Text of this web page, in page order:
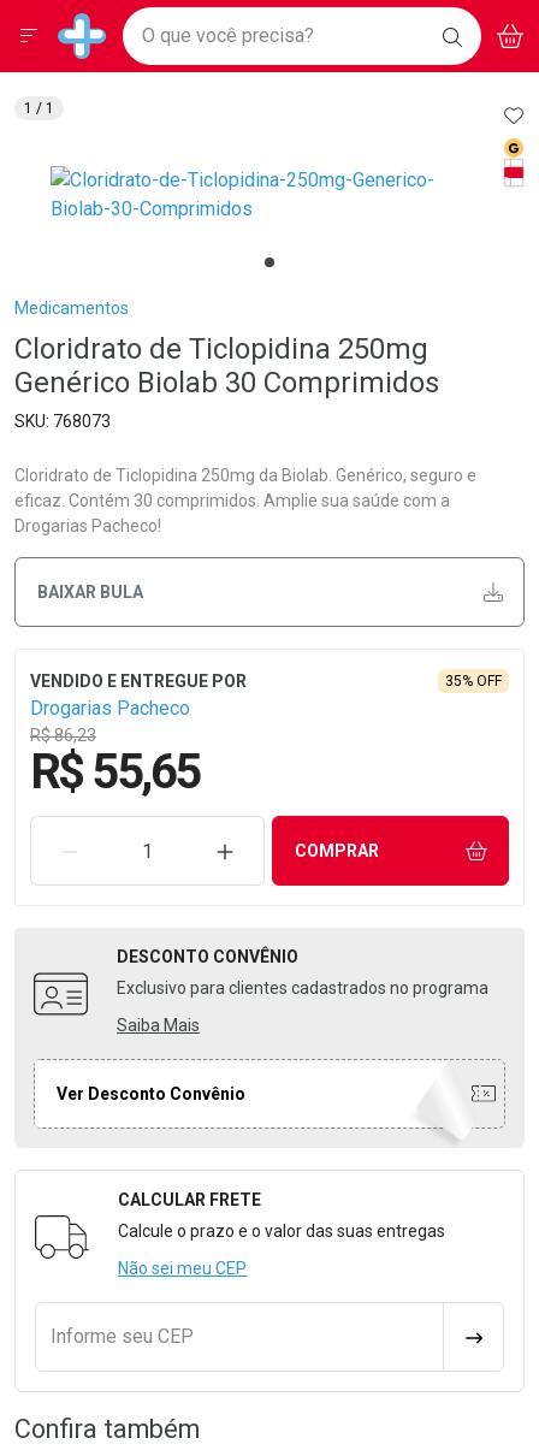
Drogarias Pacheco
Baixe nosso APP e aproveite Ofertas Exclusivas!
BAIXE
O APP
Ir direto para a home
pela página
Ir direto para o conteúdo
Ir direto para a busca
Ir direto para a conta
Ir direto para a notificações
Ir direto para o carrinho
Ir direto para o menu
Faça a sua busca
O que você precisa? BUSCAR
Menu
Breadcrumb
Medicamentos
Cloridrato de Ticlopidina 250mg
Genérico Biolab 30 Comprimidos
768073
Cloridrato de Ticlopidina 250mg da Biolab. Genérico, seguro e
eficaz. Contém 30 comprimidos. Amplie sua saúde com a
Drogarias Pacheco!
BAIXAR BULA
Drogarias Pacheco
R$ 86,23
35% OFF
R$ 55,65
REMOVER UMA UNIDADEAUMENTAR UMA UNIDADE
COMPRAR
DESCONTO CONVÊNIO
Exclusivo para clientes cadastrados no programa
Saiba Mais
Ver Desconto Convênio
Formulário para Calcular o Frete
CALCULAR FRETE
Calcule o prazo e o valor das suas entregas
Não sei meu CEP
Informe seu CEP
1 / 1
Confira também